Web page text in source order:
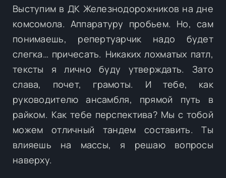
Выступим в ДК Железнодорожников на дне
комсомола. Аппаратуру пробьем. Но, сам
понимаешь, репертуарчик надо будет
слегка… причесать. Никаких лохматых патл,
тексты я лично буду утверждать. Зато
слава, почет, грамоты. И тебе, как
руководителю ансамбля, прямой путь в
райком. Как тебе перспектива? Мы с тобой
можем отличный тандем составить. Ты
влияешь на массы, я решаю вопросы
наверху.